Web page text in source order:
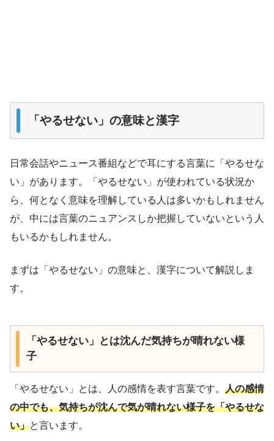
「やるせない」の意味と漢字
日常会話やニュース番組などで耳にする言葉に「やるせな
い」があります。「やるせない」が使われている状況か
ら、何となく意味を理解している人は多いかもしれません
が、中には言葉のニュアンスしか把握していないという人
もいるかもしれません。
まずは「やるせない」の意味と、漢字について解説しま
す。
「やるせない」とは沈んだ気持ちが晴れない様
子
「やるせない」とは、人の感情を表す言葉です。 人の感情
の中でも、気持ちが沈んで気が晴れない様子を「やるせな
い」と言います。